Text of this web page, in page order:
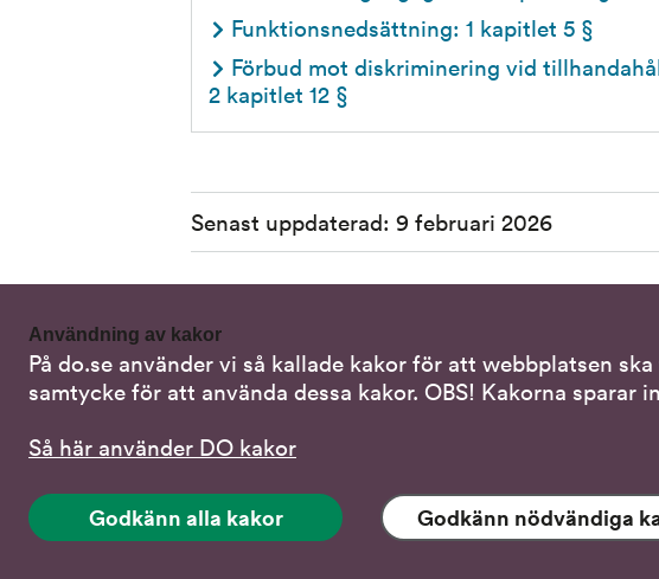
Användning av kakor
På do.se använder vi så kallade kakor för att webbplatsen
samtycke för att använda dessa kakor. OBS! Kakorna
Så här använder DO kakor
Godkänn alla kakor Godkänn nödvändiga
Funktionsnedsättning: 1 kapitlet 5 §
Förbud mot diskriminering vid
2 kapitlet 12 §
Sidinformation
Senast uppdaterad: 9 februari 2026
Kontakta oss
08-120 20 700
do@do.se
Fler kontaktuppgifter
Alternativa
Stöd via tolk i